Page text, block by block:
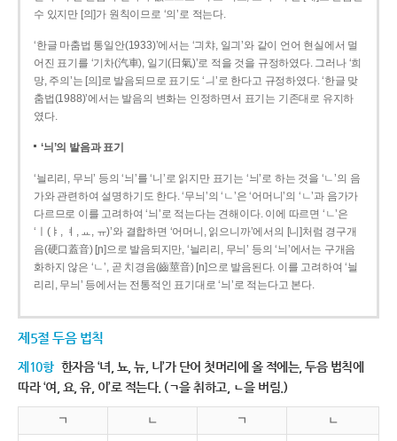
수 있지만 [의]가 원칙이므로 ‘의’로 적는다.
‘한글 마춤법 통일안(1933)’에서는 ‘긔챠, 일긔’와 같이 언어 현실에서 멀
어진 표기를 ‘기차(汽車), 일기(日氣)’로 적을 것을 규정하였다. 그러나 ‘희
망, 주의’는 [의]로 발음되므로 표기도 ‘ㅢ’로 한다고 규정하였다. ‘한글 맞
춤법(1988)’에서는 발음의 변화는 인정하면서 표기는 기존대로 유지하
였다.
‘늬’의 발음과 표기
‘늴리리, 무늬’ 등의 ‘늬’를 ‘니’로 읽지만 표기는 ‘늬’로 하는 것을 ‘ㄴ’의 음
가와 관련하여 설명하기도 한다. ‘무늬’의 ‘ㄴ’은 ‘어머니’의 ‘ㄴ’과 음가가
다르므로 이를 고려하여 ‘늬’로 적는다는 견해이다. 이에 따르면 ‘ㄴ’은
‘ㅣ(ㅑ, ㅕ, ㅛ, ㅠ)’와 결합하면 ‘어머니, 읽으니까’에서의 [니]처럼 경구개
음(硬口蓋音) [ɲ]으로 발음되지만, ‘늴리리, 무늬’ 등의 ‘늬’에서는 구개음
화하지 않은 ‘ㄴ’, 곧 치경음(齒莖音) [n]으로 발음된다. 이를 고려하여 ‘늴
리리, 무늬’ 등에서는 전통적인 표기대로 ‘늬’로 적는다고 본다.
제5절 두음 법칙
제10항 한자음 ‘녀, 뇨, 뉴, 니’가 단어 첫머리에 올 적에는, 두음 법칙에
따라 ‘여, 요, 유, 이’로 적는다. (ㄱ을 취하고, ㄴ을 버림.)
ㄱ ㄴ ㄱ ㄴ